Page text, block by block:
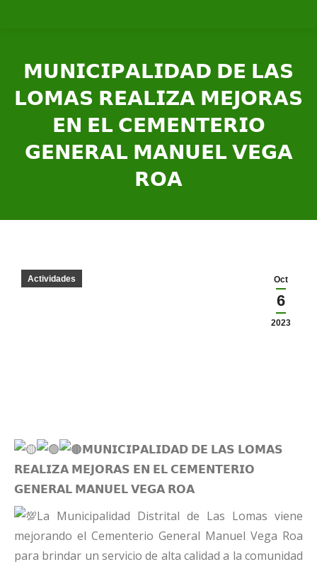
𝗠𝗨𝗡𝗜𝗖𝗜𝗣𝗔𝗟𝗜𝗗𝗔𝗗 𝗗𝗘 𝗟𝗔𝗦
𝗟𝗢𝗠𝗔𝗦 𝗥𝗘𝗔𝗟𝗜𝗭𝗔 𝗠𝗘𝗝𝗢𝗥𝗔𝗦
𝗘𝗡 𝗘𝗟 𝗖𝗘𝗠𝗘𝗡𝗧𝗘𝗥𝗜𝗢
𝗚𝗘𝗡𝗘𝗥𝗔𝗟 𝗠𝗔𝗡𝗨𝗘𝗟 𝗩𝗘𝗚𝗔
𝗥𝗢𝗔
Oct
6
2023
Actividades
𝗠𝗨𝗡𝗜𝗖𝗜𝗣𝗔𝗟𝗜𝗗𝗔𝗗 𝗗𝗘 𝗟𝗔𝗦 𝗟𝗢𝗠𝗔𝗦
𝗥𝗘𝗔𝗟𝗜𝗭𝗔 𝗠𝗘𝗝𝗢𝗥𝗔𝗦 𝗘𝗡 𝗘𝗟 𝗖𝗘𝗠𝗘𝗡𝗧𝗘𝗥𝗜𝗢
𝗚𝗘𝗡𝗘𝗥𝗔𝗟 𝗠𝗔𝗡𝗨𝗘𝗟 𝗩𝗘𝗚𝗔 𝗥𝗢𝗔
La Municipalidad Distrital de Las Lomas viene
mejorando el Cementerio General Manuel Vega Roa
para brindar un servicio de alta calidad a la comunidad